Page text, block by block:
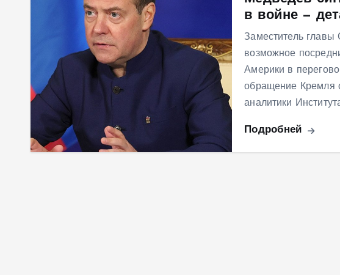
в войне —
Заместитель
возможное
Америки в
обращение Кремля
аналитики
Подробней